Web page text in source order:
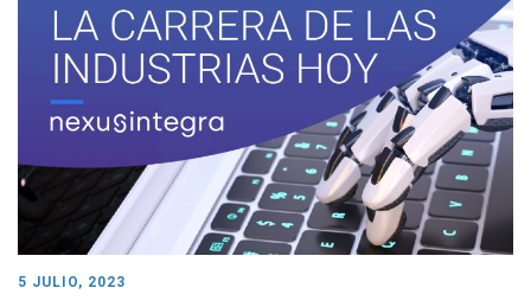
5 JULIO, 2023